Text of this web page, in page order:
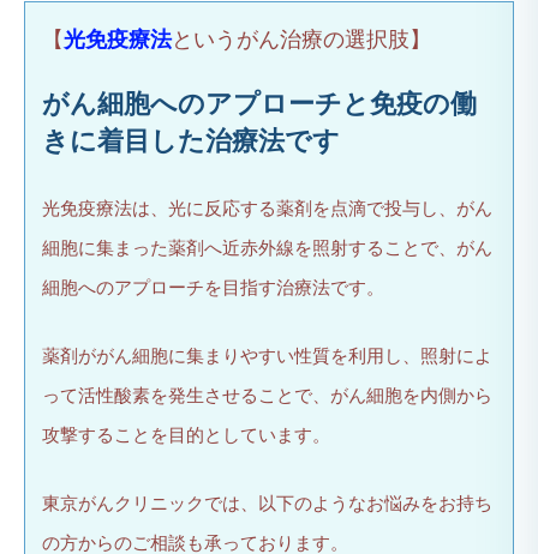
【光免疫療法というがん治療の選択肢】
がん細胞へのアプローチと免疫の働
きに着目した治療法です
光免疫療法は、光に反応する薬剤を点滴で投与し、がん
細胞に集まった薬剤へ近赤外線を照射することで、がん
細胞へのアプローチを目指す治療法です。
薬剤ががん細胞に集まりやすい性質を利用し、照射によ
って活性酸素を発生させることで、がん細胞を内側から
攻撃することを目的としています。
東京がんクリニックでは、以下のようなお悩みをお持ち
の方からのご相談も承っております。